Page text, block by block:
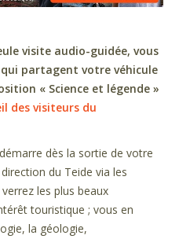
visite audio-guidée, vous
qui partagent votre véhicule
« Science et légende »
des visiteurs du
dès la sortie de votre
du Teide via les
les plus beaux
touristique ; vous en
la géologie,